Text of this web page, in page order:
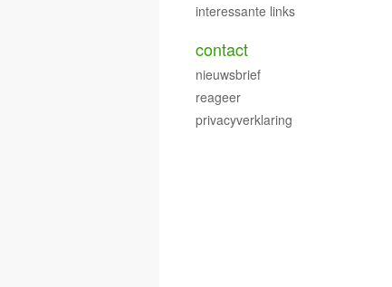
interessante links
contact
nieuwsbrief
reageer
privacyverklaring